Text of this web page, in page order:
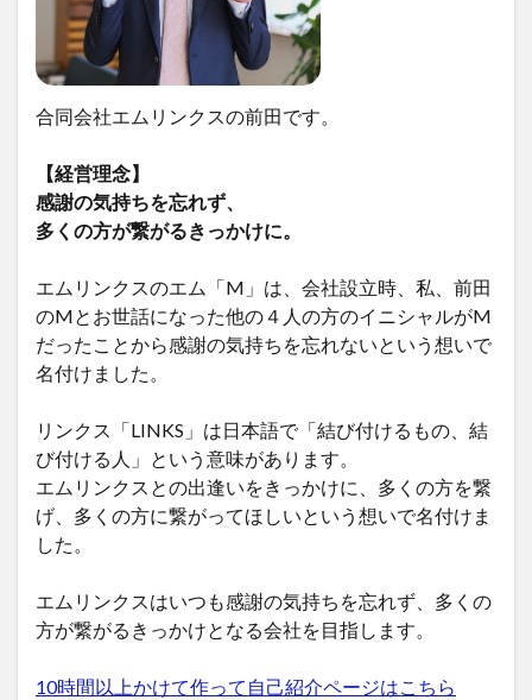
合同会社エムリンクスの前田です。
【経営理念】
感謝の気持ちを忘れず、
多くの方が繋がるきっかけに。
エムリンクスのエム「M」は、会社設立時、私、前田
のMとお世話になった他の４人の方のイニシャルがM
だったことから感謝の気持ちを忘れないという想いで
名付けました。
リンクス「LINKS」は日本語で「結び付けるもの、結
び付ける人」という意味があります。
エムリンクスとの出逢いをきっかけに、多くの方を繋
げ、多くの方に繋がってほしいという想いで名付けま
した。
エムリンクスはいつも感謝の気持ちを忘れず、多くの
方が繋がるきっかけとなる会社を目指します。
10時間以上かけて作って自己紹介ページはこちら